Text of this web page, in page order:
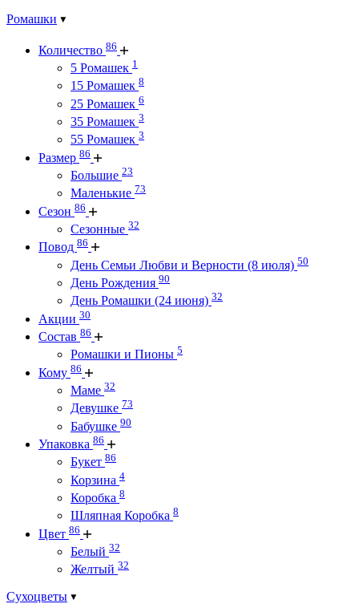
Ромашки
Количество 86
5 Ромашек 1
15 Ромашек 8
25 Ромашек 6
35 Ромашек 3
55 Ромашек 3
Размер 86
Большие 23
Маленькие 73
Сезон 86
Сезонные 32
Повод 86
День Семьи Любви и Верности (8 июля) 50
День Рождения 90
День Ромашки (24 июня) 32
Акции 30
Состав 86
Ромашки и Пионы 5
Кому 86
Маме 32
Девушке 73
Бабушке 90
Упаковка 86
Букет 86
Корзина 4
Коробка 8
Шляпная Коробка 8
Цвет 86
Белый 32
Желтый 32
Сухоцветы